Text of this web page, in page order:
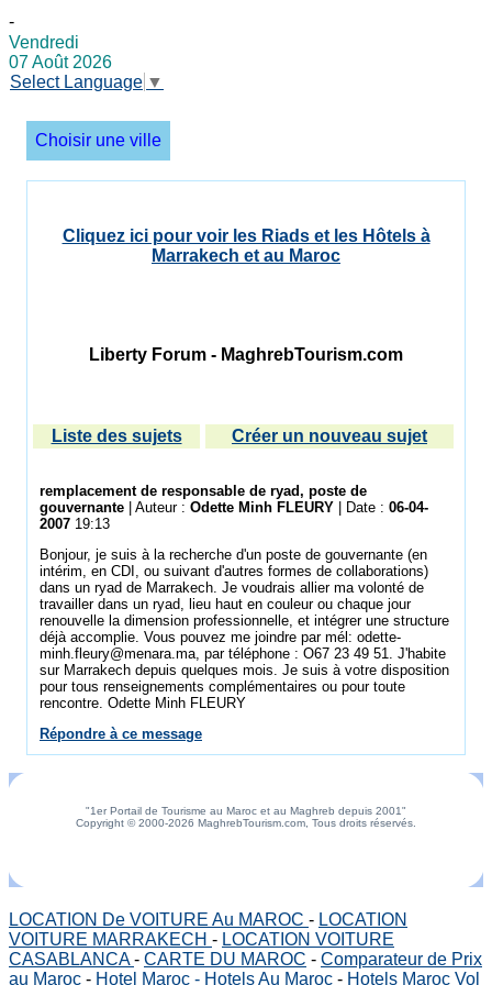
-
Vendredi
07 Août 2026
Select Language ▼
Choisir une ville
Cliquez ici pour voir les Riads et les Hôtels à
Marrakech et au Maroc
Liberty Forum - MaghrebTourism.com
Liste des sujets Créer un nouveau sujet
remplacement de responsable de ryad, poste de
gouvernante | Auteur : Odette Minh FLEURY | Date : 06-04-
2007 19:13
Bonjour, je suis à la recherche d'un poste de gouvernante (en
intérim, en CDI, ou suivant d'autres formes de collaborations)
dans un ryad de Marrakech. Je voudrais allier ma volonté de
travailler dans un ryad, lieu haut en couleur ou chaque jour
renouvelle la dimension professionnelle, et intégrer une structure
déjà accomplie. Vous pouvez me joindre par mél: odette-
minh.fleury@menara.ma, par téléphone : O67 23 49 51. J'habite
sur Marrakech depuis quelques mois. Je suis à votre disposition
pour tous renseignements complémentaires ou pour toute
rencontre. Odette Minh FLEURY
Répondre à ce message
"1er Portail de Tourisme au Maroc et au Maghreb depuis 2001"
Copyright © 2000-2026 MaghrebTourism.com, Tous droits réservés.
LOCATION De VOITURE Au MAROC - LOCATION
VOITURE MARRAKECH - LOCATION VOITURE
CASABLANCA- CARTE DU MAROC - Comparateur de Prix
au Maroc - Hotel Maroc - Hotels Au Maroc - Hotels Maroc Vol